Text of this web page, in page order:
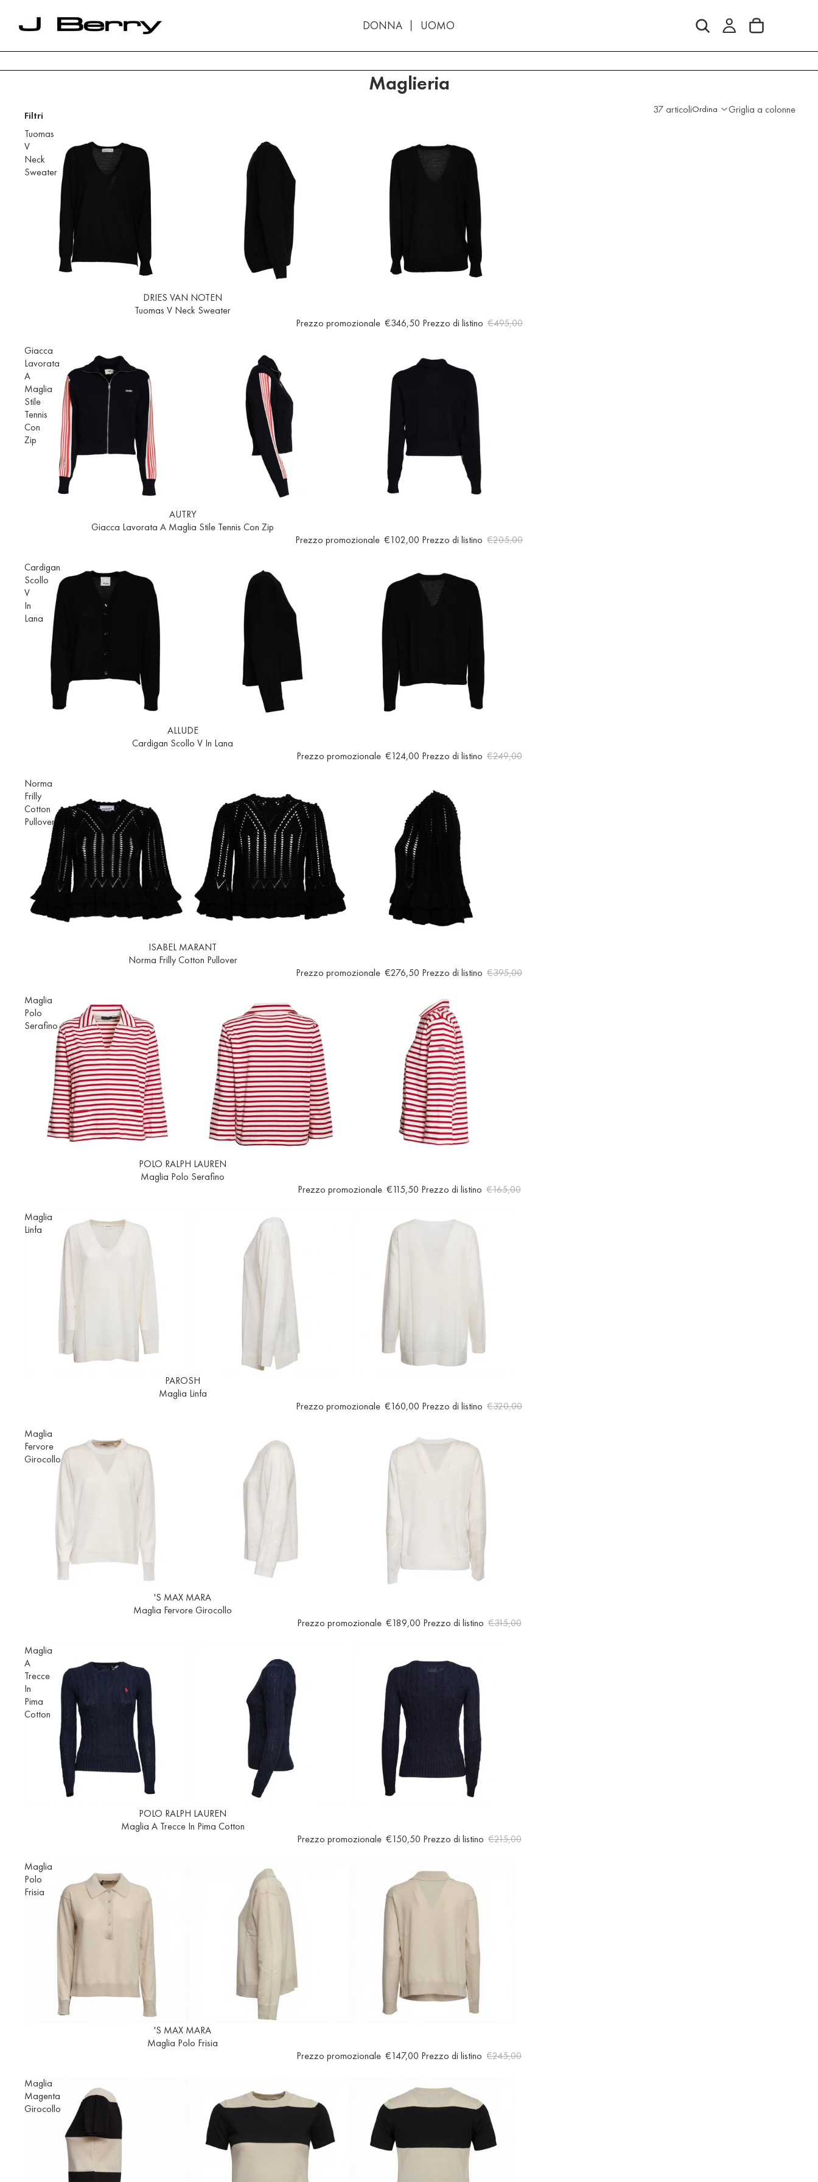
DONNA UOMO
Maglieria
Filtri
37 articoliOrdina
Griglia a colonne
Tuomas
V
Neck
Sweater
DRIES VAN NOTEN
Tuomas V Neck Sweater
Prezzo promozionale €346,50 Prezzo di listino €495,00
Giacca
Lavorata
A
Maglia
Stile
Tennis
Con
Zip
AUTRY
Giacca Lavorata A Maglia Stile Tennis Con Zip
Prezzo promozionale €102,00 Prezzo di listino €205,00
Cardigan
Scollo
V
In
Lana
ALLUDE
Cardigan Scollo V In Lana
Prezzo promozionale €124,00 Prezzo di listino €249,00
Norma
Frilly
Cotton
Pullover
ISABEL MARANT
Norma Frilly Cotton Pullover
Prezzo promozionale €276,50 Prezzo di listino €395,00
Maglia
Polo
Serafino
POLO RALPH LAUREN
Maglia Polo Serafino
Prezzo promozionale €115,50 Prezzo di listino €165,00
Maglia
Linfa
PAROSH
Maglia Linfa
Prezzo promozionale €160,00 Prezzo di listino €320,00
Maglia
Fervore
Girocollo
'S MAX MARA
Maglia Fervore Girocollo
Prezzo promozionale €189,00 Prezzo di listino €315,00
Maglia
A
Trecce
In
Pima
Cotton
POLO RALPH LAUREN
Maglia A Trecce In Pima Cotton
Prezzo promozionale €150,50 Prezzo di listino €215,00
Maglia
Polo
Frisia
'S MAX MARA
Maglia Polo Frisia
Prezzo promozionale €147,00 Prezzo di listino €245,00
Maglia
Magenta
Girocollo